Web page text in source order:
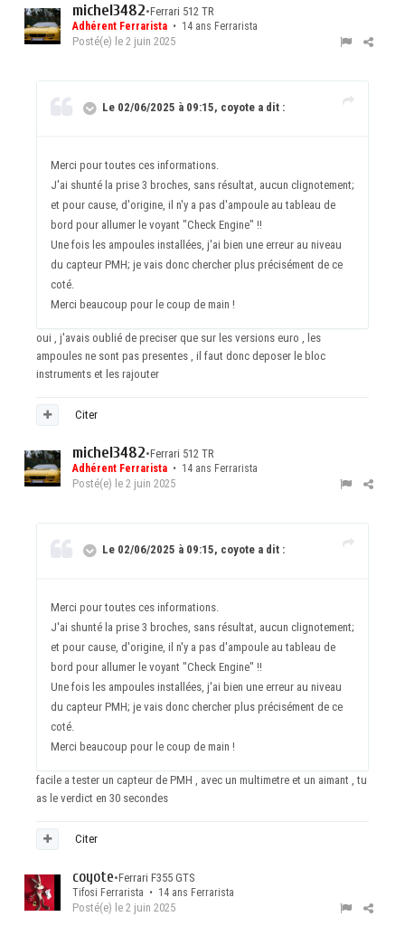
michel3482•Ferrari 512 TR
Adhérent Ferrarista • 14 ans Ferrarista
Posté(e) le 2 juin 2025
Le 02/06/2025 à 09:15, coyote a dit :
Merci pour toutes ces informations.
J'ai shunté la prise 3 broches, sans résultat, aucun clignotement;
et pour cause, d'origine, il n'y a pas d'ampoule au tableau de
bord pour allumer le voyant "Check Engine" !!
Une fois les ampoules installées, j'ai bien une erreur au niveau
du capteur PMH; je vais donc chercher plus précisément de ce
coté.
Merci beaucoup pour le coup de main !
oui , j'avais oublié de preciser que sur les versions euro , les
ampoules ne sont pas presentes , il faut donc deposer le bloc
instruments et les rajouter
Citer
michel3482•Ferrari 512 TR
Adhérent Ferrarista • 14 ans Ferrarista
Posté(e) le 2 juin 2025
Le 02/06/2025 à 09:15, coyote a dit :
Merci pour toutes ces informations.
J'ai shunté la prise 3 broches, sans résultat, aucun clignotement;
et pour cause, d'origine, il n'y a pas d'ampoule au tableau de
bord pour allumer le voyant "Check Engine" !!
Une fois les ampoules installées, j'ai bien une erreur au niveau
du capteur PMH; je vais donc chercher plus précisément de ce
coté.
Merci beaucoup pour le coup de main !
facile a tester un capteur de PMH , avec un multimetre et un aimant , tu
as le verdict en 30 secondes
Citer
coyote•Ferrari F355 GTS
Tifosi Ferrarista • 14 ans Ferrarista
Posté(e) le 2 juin 2025